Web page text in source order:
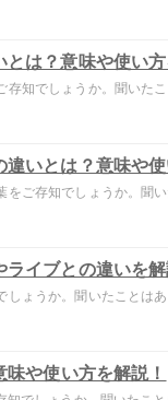
とは？意味や使い方
存知でしょうか。聞いた
違いとは？意味や
をご存知でしょうか。聞
ライブとの違いを解
しょうか。聞いたことは
味や使い方を解説！